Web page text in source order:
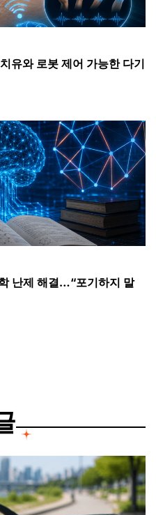
유와 로봇 제어 가능한 다기
난제 해결…“포기하지 말